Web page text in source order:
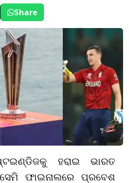
Share
ହରାଇ ଭାରତ
ଫାଇନାଲରେ ପ୍ରବେଶ